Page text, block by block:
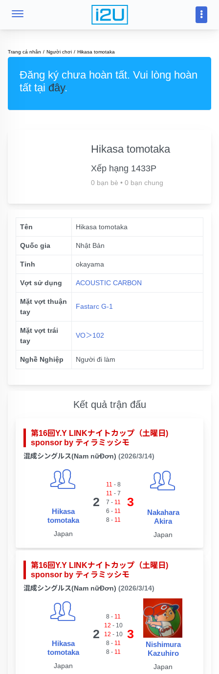
Trang cá nhân Người chơi Hikasa tomotaka
Đăng ký chưa hoàn tất. Vui lòng hoàn
tất tại đây.
Hikasa tomotaka
Xếp hạng 1433P
0 bạn bè • 0 bạn chung
Tên Hikasa tomotaka
Quốc gia Nhật Bản
Tỉnh okayama
Vợt sử dụng ACOUSTIC CARBON
Mặt vợt thuận
tay
Fastarc G-1
Mặt vợt trái
tay
VO＞102
Nghề Nghiệp Người đi làm
Kết quả trận đấu
第16回Y.Y LINKナイトカップ（土曜日)
sponsor by ティラミッシモ
混成シングルス(Nam nữĐơn) (2026/3/14)
Hikasa
tomotaka
Japan
2
11 - 8
11 - 7
7 - 11
6 - 11
8 - 11
3
Nakahara
Akira
Japan
第16回Y.Y LINKナイトカップ（土曜日)
sponsor by ティラミッシモ
混成シングルス(Nam nữĐơn) (2026/3/14)
Hikasa
tomotaka
Japan
2
8 - 11
12 - 10
12 - 10
8 - 11
8 - 11
3
Nishimura
Kazuhiro
Japan